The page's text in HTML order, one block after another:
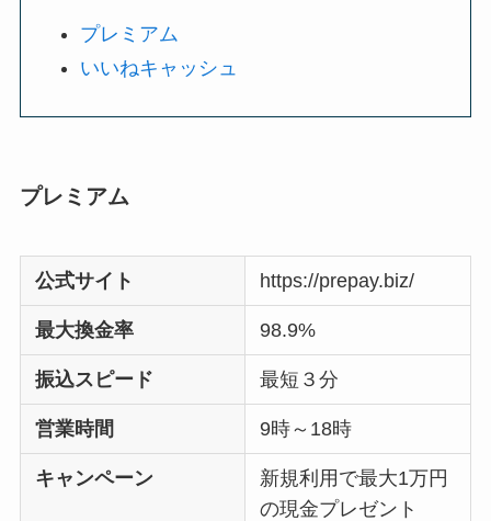
プレミアム
いいねキャッシュ
プレミアム
公式サイト https://prepay.biz/
最大換金率 98.9%
振込スピード 最短３分
営業時間 9時～18時
キャンペーン
新規利用で最大1万円
の現金プレゼント